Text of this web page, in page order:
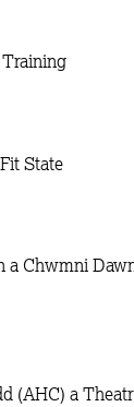
State
Chwmni
(AHC) a